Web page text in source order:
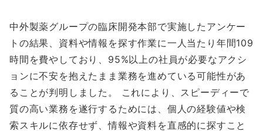
中外製薬グループの臨床開発本部で実施したアンケー
トの結果、資料や情報を探す作業に一人当たり年間109
時間を費やしており、95%以上の社員が必要なアクシ
ョンに不安を抱えたまま業務を進めている可能性があ
ることが判明しました。 これにより、スピーディーで
質の高い業務を遂行するためには、個人の経験値や検
索スキルに依存せず、情報や資料を直感的に探すこと